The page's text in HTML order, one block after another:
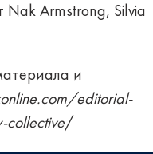
Nak Armstrong, Silvia
и
editorial-
collective/